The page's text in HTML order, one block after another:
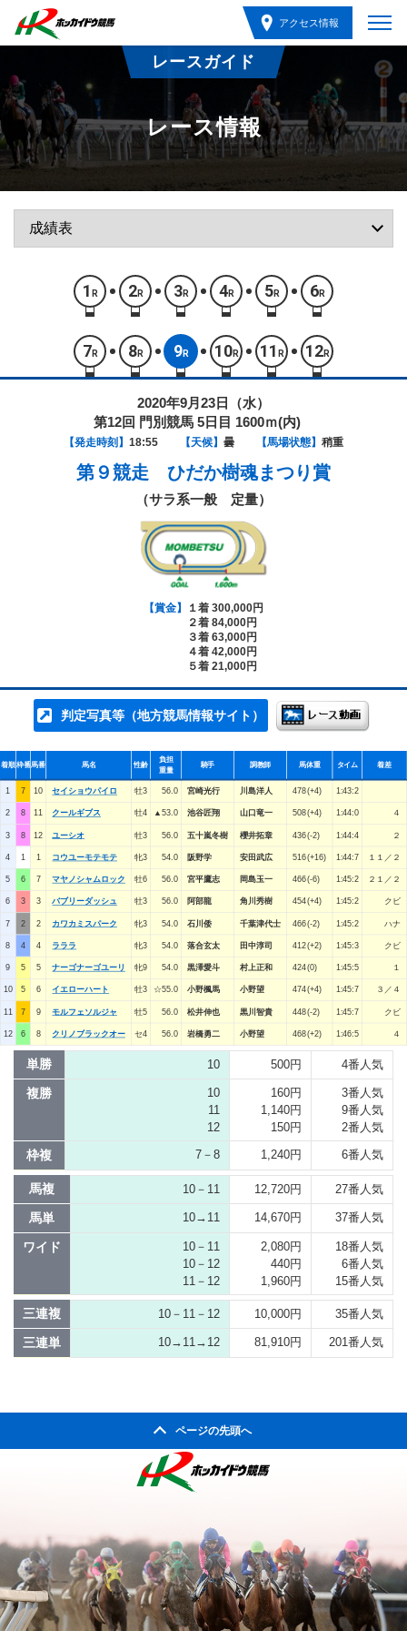
アクセス情報
レースガイド
レース情報
1 R 2R 3R 4R 5R 6R
7 R 8R 9R 10R 11 R 12R
2020年9月23日（水）
第12回 門別競馬 5日目 1600ｍ(内)
【発走時刻】 18:55 【天候】 曇 【馬場状態】 稍重
第９競走 ひだか樹魂まつり賞
（サラ系一般 定量）
【賞金】
１着 300,000円
２着 84,000円
３着 63,000円
４着 42,000円
５着 21,000円
判定写真等（地方競馬情報サイト）
着順枠番馬番 馬名 性齢
負担
重量
騎手 調教師 馬体重 タイム 着差
1 7 10 セイショウパイロ 牡3 56.0 宮崎光行 川島洋人 478(+4) 1:43:2
2 8 11 クールギブス 牡4 ▲53.0 池谷匠翔 山口竜一 508(+4) 1:44:0 ４
3 8 12 ユーシオ 牡3 56.0 五十嵐冬樹 櫻井拓章 436(-2) 1:44:4 ２
4 1 1 コウユーモテモテ 牝3 54.0 阪野学 安田武広 516(+16) 1:44:7 １１／２
5 6 7 マヤノシャムロック 牡6 56.0 宮平鷹志 岡島玉一 466(-6) 1:45:2 ２１／２
6 3 3 バブリーダッシュ 牡3 56.0 阿部龍 角川秀樹 454(+4) 1:45:2 クビ
7 2 2 カワカミスパーク 牝3 54.0 石川倭 千葉津代士 466(-2) 1:45:2 ハナ
8 4 4 ラララ 牝3 54.0 落合玄太 田中淳司 412(+2) 1:45:3 クビ
9 5 5 ナーゴナーゴユーリ 牝9 54.0 黒澤愛斗 村上正和 424(0) 1:45:5 １
10 5 6 イエローハート 牡3 ☆55.0 小野楓馬 小野望 474(+4) 1:45:7 ３／４
11 7 9 モルフェソルジャ 牡5 56.0 松井伸也 黒川智貴 448(-2) 1:45:7 クビ
12 6 8 クリノブラックオー セ4 56.0 岩橋勇二 小野望 468(+2) 1:46:5 ４
単勝 10 500円 4番人気
複勝
10
11
12
160円
1,140円
150円
3番人気
9番人気
2番人気
枠複 7－8 1,240円 6番人気
馬複 10－11 12,720円 27番人気
馬単 10→11 14,670円 37番人気
ワイド
10－11
10－12
11－12
2,080円
440円
1,960円
18番人気
6番人気
15番人気
三連複 10－11－12 10,000円 35番人気
三連単 10→11→12 81,910円 201番人気
ページの先頭へ